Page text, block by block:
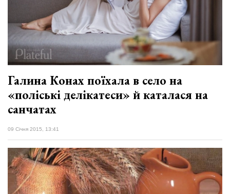
Галина Конах поїхала в село на
«поліські делікатеси» й каталася на
санчатах
09 Січня 2015, 13:41